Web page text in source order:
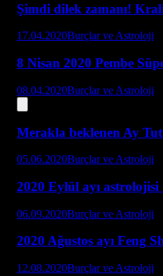
Şimdi dilek zamanı!
17.04.2020Burçlar ve Astroloji
8 Nisan 2020 Pembe
08.04.2020Burçlar ve Astroloji
Merakla beklenen Ay
05.06.2020Burçlar ve Astroloji
2020 Eylül ayı
06.09.2020Burçlar ve Astroloji
2020 Ağustos ayı Feng
12.08.2020Burçlar ve Astroloji